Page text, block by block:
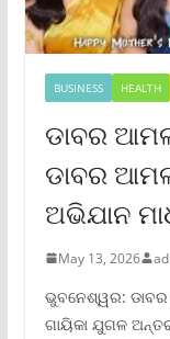
BUSINESS HEALTH
ଡାବର
ଡାବର
ଅଭିଯାନ
May 13, 2026
ଭୁବନେଶ୍ୱର:
ଗାୟିକା ଯୁଗଳ